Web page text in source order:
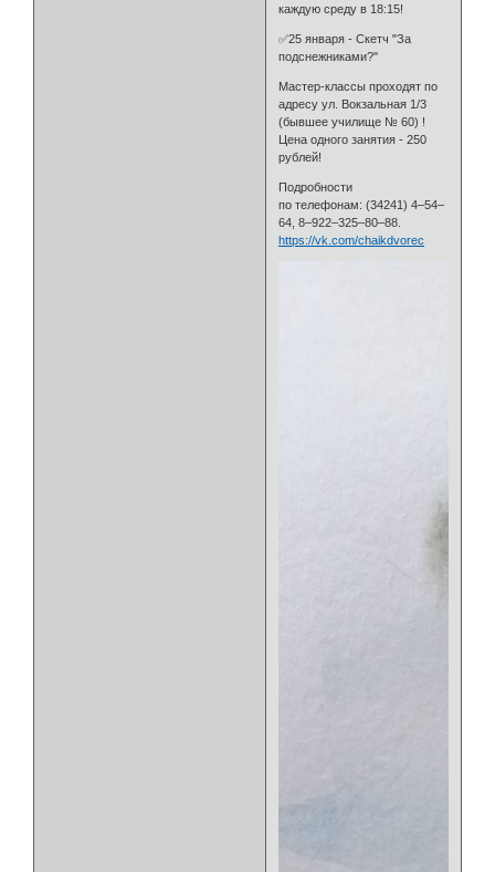
каждую среду в 18:15!
✅25 января - Скетч "За
подснежниками?"
Мастер-классы проходят по
адресу ул. Вокзальная 1/3
(бывшее училище № 60) !
Цена одного занятия - 250
рублей!
Подробности
по телефонам: (34241) 4–54–
64, 8–922–325–80–88.
https://vk.com/chaikdvorec